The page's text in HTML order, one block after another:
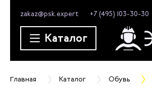
zakaz@psk.expert +7 (495) 103-30-30
Каталог
Главная Каталог Обувь